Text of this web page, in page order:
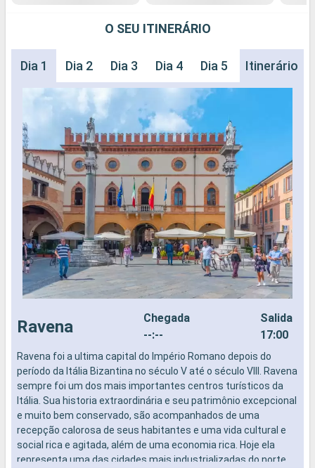
O SEU ITINERÁRIO
Dia 1 Dia 2 Dia 3 Dia 4 Dia 5 Dia 6 Dia
Itinerário
Ravena
Chegada
--:--
Salida
17:00
Ravena foi a ultima capital do Império Romano depois do
período da Itália Bizantina no século V até o século VIII. Ravena
sempre foi um dos mais importantes centros turísticos da
Itália. Sua historia extraordinária e seu patrimônio excepcional
e muito bem conservado, são acompanhados de uma
recepção calorosa de seus habitantes e uma vida cultural e
social rica e agitada, além de uma economia rica. Hoje ela
representa uma das cidades mais industrializadas do norte